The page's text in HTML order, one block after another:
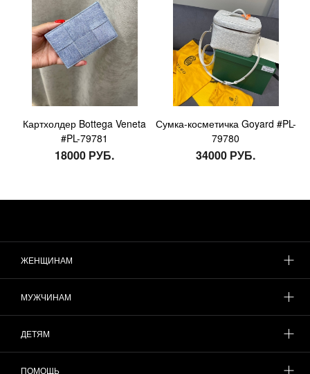
Картхолдер Bottega Veneta
#PL-79781
18000 РУБ.
Сумка-косметичка Goyard #PL-
79780
34000 РУБ.
ЖЕНЩИНАМ
МУЖЧИНАМ
ДЕТЯМ
ПОМОЩЬ